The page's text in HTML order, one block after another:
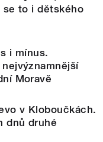
se to i dětského
i mínus.
Moravě
v Kloboučkách.
dnů druhé